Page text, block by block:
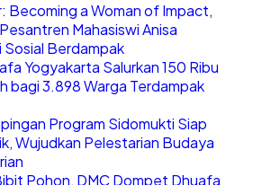
Becoming a Woman of Impact,
Mahasiswi Anisa
Sosial Berdampak
Yogyakarta Salurkan 150 Ribu
bagi 3.898 Warga Terdampak
Program Sidomukti Siap
Wujudkan Pelestarian Budaya
Pohon, DMC Dompet Dhuafa